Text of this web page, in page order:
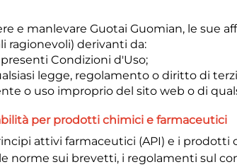
e manlevare Guotai Guomian, le sue
ragionevoli) derivanti da:
Condizioni d'Uso;
legge, regolamento o diritto di
o uso improprio del sito web o di
per prodotti chimici e farmaceutici
attivi farmaceutici (API) e i prodotti
norme sui brevetti, i regolamenti sul